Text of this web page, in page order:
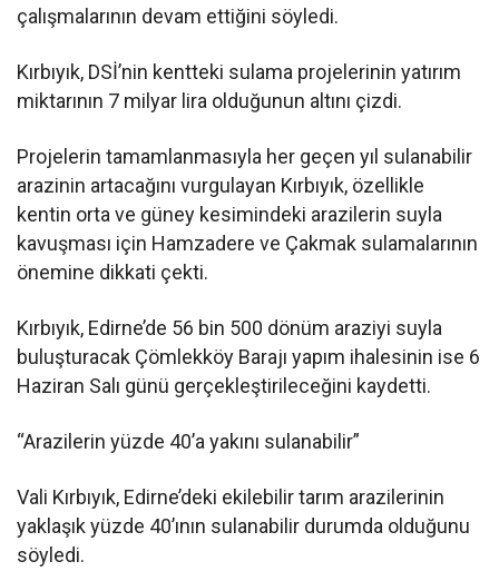
çalışmalarının devam ettiğini söyledi.
Kırbıyık, DSİ’nin kentteki sulama projelerinin yatırım
miktarının 7 milyar lira olduğunun altını çizdi.
Projelerin tamamlanmasıyla her geçen yıl sulanabilir
arazinin artacağını vurgulayan Kırbıyık, özellikle
kentin orta ve güney kesimindeki arazilerin suyla
kavuşması için Hamzadere ve Çakmak sulamalarının
önemine dikkati çekti.
Kırbıyık, Edirne’de 56 bin 500 dönüm araziyi suyla
buluşturacak Çömlekköy Barajı yapım ihalesinin ise 6
Haziran Salı günü gerçekleştirileceğini kaydetti.
“Arazilerin yüzde 40’a yakını sulanabilir”
Vali Kırbıyık, Edirne’deki ekilebilir tarım arazilerinin
yaklaşık yüzde 40’ının sulanabilir durumda olduğunu
söyledi.